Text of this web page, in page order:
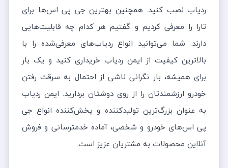
ردیاب نصب کنید. همچنین بهترین جی پی اس‌ها برای
تارا را معرفی کردیم و گفتیم هر کدام چه قابلیت‌هایی
دارند. شما می‌توانید انواع ردیاب‌های معرفی‌شده را با
بالاترین کیفیت از ایمن ردیاب خریداری کنید و یک بار
برای همیشه، بار نگرانی ناشی از احتمال به سرقت رفتن
خودرو ارزشمندتان را از روی دوشتان بردارید. ایمن ردیاب
به عنوان بزرگ‌ترین تولیدکننده و پخش‌کننده انواع جی
پی اس‌های خودرو و شخصی، آماده خدمت‎رسانی و فروش
آنلاین محصولات به مشتریان عزیز است.